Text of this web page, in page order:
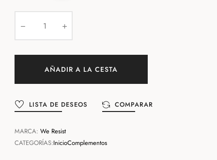
AÑADIR A LA CESTA
LISTA DE DESEOS COMPARAR
MARCA: We Resist
CATEGORÍAS:InicioComplementos